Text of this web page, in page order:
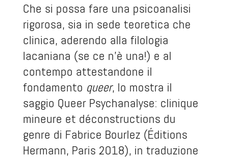
Che si possa fare una psicoanalisi
rigorosa, sia in sede teoretica che
clinica, aderendo alla filologia
lacaniana (se ce n’è una!) e al
contempo attestandone il
fondamento queer, lo mostra il
saggio Queer Psychanalyse: clinique
mineure et déconstructions du
genre di Fabrice Bourlez (Éditions
Hermann, Paris 2018), in traduzione